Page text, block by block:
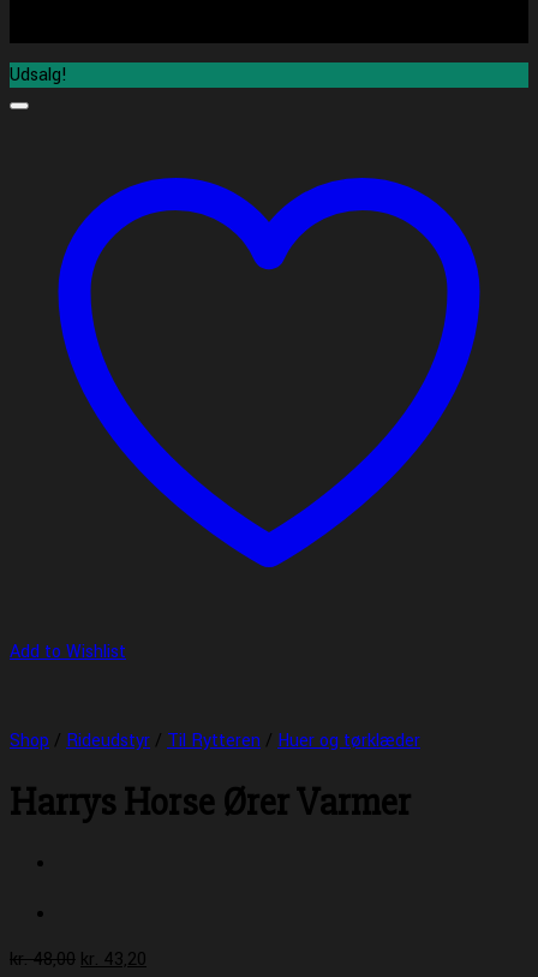
Udsalg!
Add to Wishlist
Shop / Rideudstyr / Til Rytteren / Huer og tørklæder
Harrys Horse Ører Varmer
kr.48,00 Den
kr.43,20